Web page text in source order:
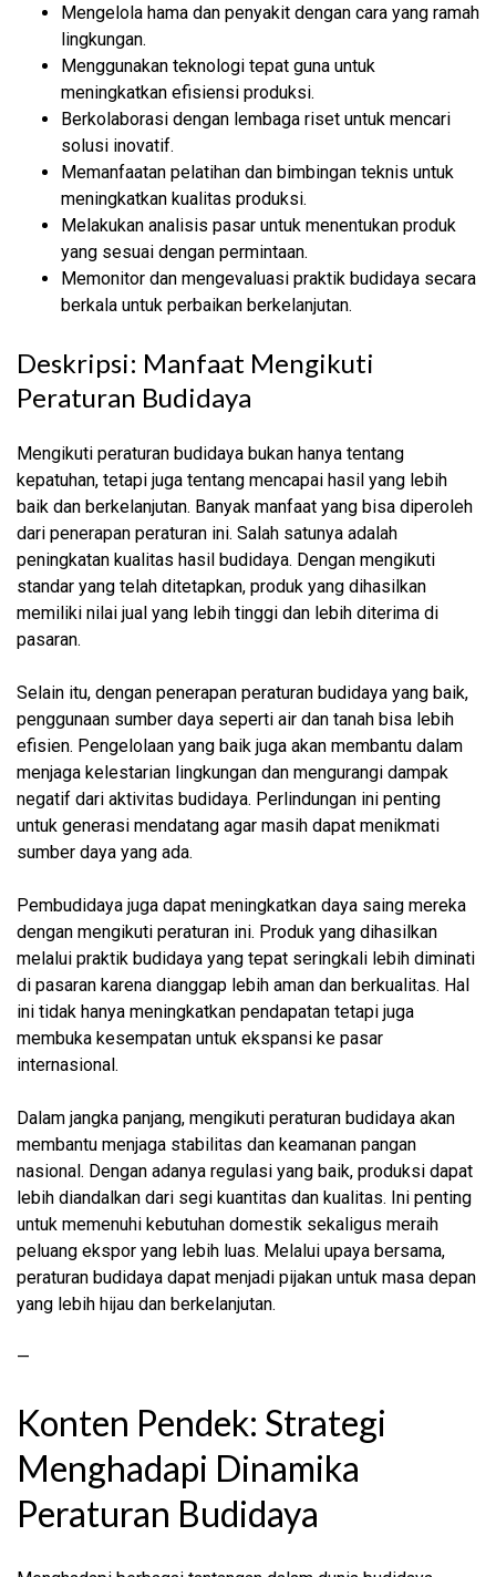
Mengelola hama dan penyakit dengan cara yang ramah
lingkungan.
Menggunakan teknologi tepat guna untuk
meningkatkan efisiensi produksi.
Berkolaborasi dengan lembaga riset untuk mencari
solusi inovatif.
Memanfaatan pelatihan dan bimbingan teknis untuk
meningkatkan kualitas produksi.
Melakukan analisis pasar untuk menentukan produk
yang sesuai dengan permintaan.
Memonitor dan mengevaluasi praktik budidaya secara
berkala untuk perbaikan berkelanjutan.
Deskripsi: Manfaat Mengikuti
Peraturan Budidaya
Mengikuti peraturan budidaya bukan hanya tentang
kepatuhan, tetapi juga tentang mencapai hasil yang lebih
baik dan berkelanjutan. Banyak manfaat yang bisa diperoleh
dari penerapan peraturan ini. Salah satunya adalah
peningkatan kualitas hasil budidaya. Dengan mengikuti
standar yang telah ditetapkan, produk yang dihasilkan
memiliki nilai jual yang lebih tinggi dan lebih diterima di
pasaran.
Selain itu, dengan penerapan peraturan budidaya yang baik,
penggunaan sumber daya seperti air dan tanah bisa lebih
efisien. Pengelolaan yang baik juga akan membantu dalam
menjaga kelestarian lingkungan dan mengurangi dampak
negatif dari aktivitas budidaya. Perlindungan ini penting
untuk generasi mendatang agar masih dapat menikmati
sumber daya yang ada.
Pembudidaya juga dapat meningkatkan daya saing mereka
dengan mengikuti peraturan ini. Produk yang dihasilkan
melalui praktik budidaya yang tepat seringkali lebih diminati
di pasaran karena dianggap lebih aman dan berkualitas. Hal
ini tidak hanya meningkatkan pendapatan tetapi juga
membuka kesempatan untuk ekspansi ke pasar
internasional.
Dalam jangka panjang, mengikuti peraturan budidaya akan
membantu menjaga stabilitas dan keamanan pangan
nasional. Dengan adanya regulasi yang baik, produksi dapat
lebih diandalkan dari segi kuantitas dan kualitas. Ini penting
untuk memenuhi kebutuhan domestik sekaligus meraih
peluang ekspor yang lebih luas. Melalui upaya bersama,
peraturan budidaya dapat menjadi pijakan untuk masa depan
yang lebih hijau dan berkelanjutan.
—
Konten Pendek: Strategi
Menghadapi Dinamika
Peraturan Budidaya